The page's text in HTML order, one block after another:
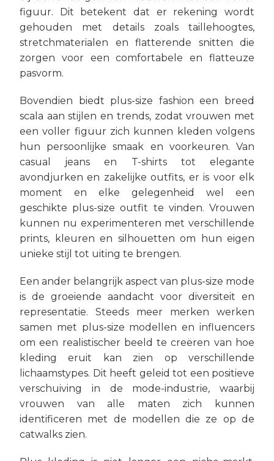
figuur. Dit betekent dat er rekening wordt
gehouden met details zoals taillehoogtes,
stretchmaterialen en flatterende snitten die
zorgen voor een comfortabele en flatteuze
pasvorm.
Bovendien biedt plus-size fashion een breed
scala aan stijlen en trends, zodat vrouwen met
een voller figuur zich kunnen kleden volgens
hun persoonlijke smaak en voorkeuren. Van
casual jeans en T-shirts tot elegante
avondjurken en zakelijke outfits, er is voor elk
moment en elke gelegenheid wel een
geschikte plus-size outfit te vinden. Vrouwen
kunnen nu experimenteren met verschillende
prints, kleuren en silhouetten om hun eigen
unieke stijl tot uiting te brengen.
Een ander belangrijk aspect van plus-size mode
is de groeiende aandacht voor diversiteit en
representatie. Steeds meer merken werken
samen met plus-size modellen en influencers
om een realistischer beeld te creëren van hoe
kleding eruit kan zien op verschillende
lichaamstypes. Dit heeft geleid tot een positieve
verschuiving in de mode-industrie, waarbij
vrouwen van alle maten zich kunnen
identificeren met de modellen die ze op de
catwalks zien.